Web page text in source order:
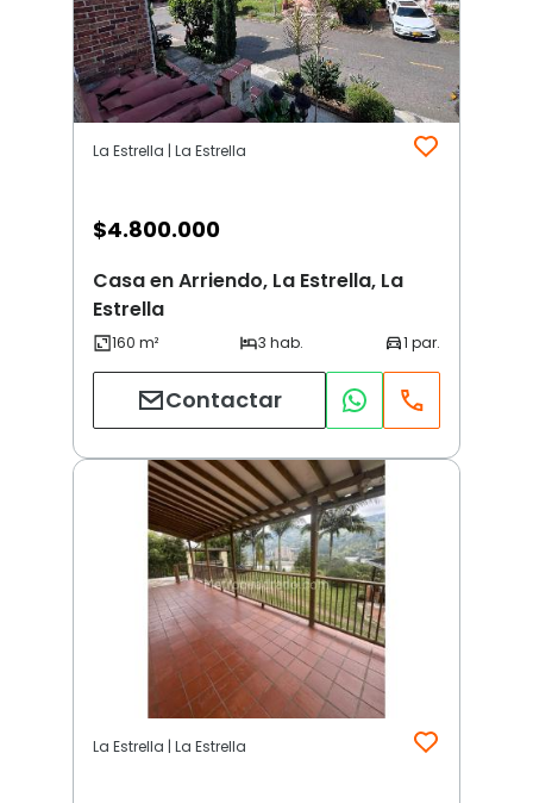
La Estrella | La Estrella
$4.800.000
Casa en Arriendo, La Estrella, La
Estrella
Contactar
La Estrella | La Estrella